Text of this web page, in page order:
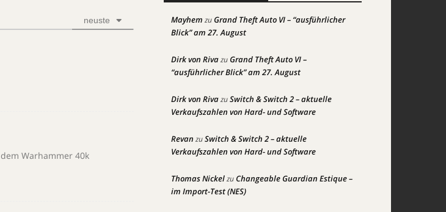
neuste
Warhammer 40k
Mayhem zuGrand Theft Auto VI – “ausführlicher
Blick” am 27. August
Dirk von RivazuGrand Theft Auto VI –
“ausführlicher Blick” am 27. August
Dirk von RivazuSwitch & Switch 2 – aktuelle
Verkaufszahlen von Hard- und Software
Revan zuSwitch & Switch 2 – aktuelle
Verkaufszahlen von Hard- und Software
Thomas NickelzuChangeable Guardian Estique –
im Import-Test (NES)